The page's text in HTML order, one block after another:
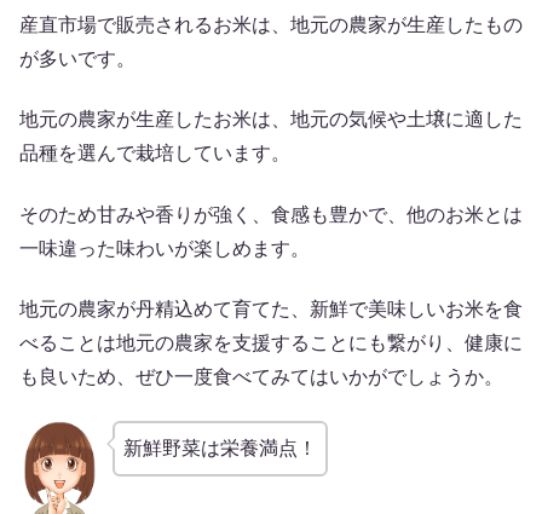
産直市場で販売されるお米は、地元の農家が生産したもの
が多いです。
地元の農家が生産したお米は、地元の気候や土壌に適した
品種を選んで栽培しています。
そのため甘みや香りが強く、食感も豊かで、他のお米とは
一味違った味わいが楽しめます。
地元の農家が丹精込めて育てた、新鮮で美味しいお米を食
べることは地元の農家を支援することにも繋がり、健康に
も良いため、ぜひ一度食べてみてはいかがでしょうか。
新鮮野菜は栄養満点！